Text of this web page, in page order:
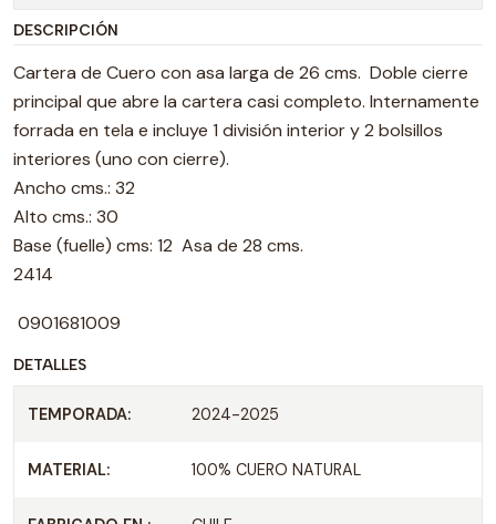
DESCRIPCIÓN
Cartera de Cuero con asa larga de 26 cms. Doble cierre
principal que abre la cartera casi completo. Internamente
forrada en tela e incluye 1 división interior y 2 bolsillos
interiores (uno con cierre).
Ancho cms.: 32
Alto cms.: 30
Base (fuelle) cms: 12 Asa de 28 cms.
2414
0901681009
DETALLES
TEMPORADA: 2024-2025
MATERIAL: 100% CUERO NATURAL